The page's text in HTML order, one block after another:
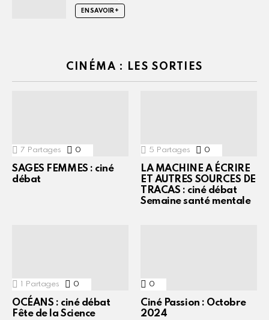
EN SAVOIR +
CINÉMA : LES SORTIES
7 Partages 0
SAGES FEMMES : ciné
débat
5 Partages 0
LA MACHINE A ÉCRIRE
ET AUTRES SOURCES DE
TRACAS : ciné débat
Semaine santé mentale
Partages 0
OCÉANS : ciné débat
Fête de la Science
0
Ciné Passion : Octobre
2024